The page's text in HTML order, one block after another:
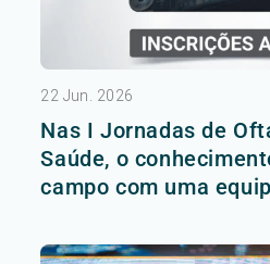
22 Jun. 2026
Nas I Jornadas de
Saúde, o
campo com uma